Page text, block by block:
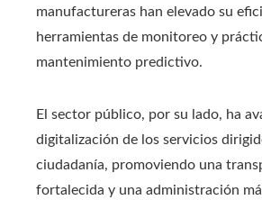
manufactureras han elevado su
herramientas de monitoreo y
mantenimiento predictivo.
El sector público, por su lado, ha
digitalización de los servicios
ciudadanía, promoviendo una
fortalecida y una administración